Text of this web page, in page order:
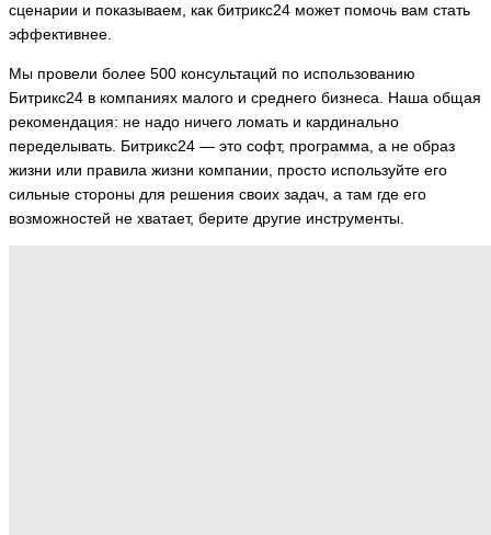
сценарии и показываем, как битрикс24 может помочь вам стать
эффективнее.
Мы провели более 500 консультаций по использованию
Битрикс24 в компаниях малого и среднего бизнеса. Наша общая
рекомендация: не надо ничего ломать и кардинально
переделывать. Битрикс24 — это софт, программа, а не образ
жизни или правила жизни компании, просто используйте его
сильные стороны для решения своих задач, а там где его
возможностей не хватает, берите другие инструменты.